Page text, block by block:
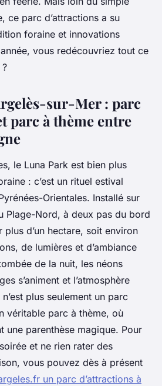
ce parc d’attractions a su
foraine et innovations
vous redécouvriez tout ce
sur-Mer : parc
parc à thème entre
le Luna Park est bien plus
: c’est un rituel estival
Orientales. Installé sur
Plage-Nord, à deux pas du bord
plus d’un hectare, soit environ
de lumières et d’ambiance
de la nuit, les néons
s’animent et l’atmosphère
plus seulement un parc
véritable parc à thème, où
une parenthèse magique. Pour
et ne rien rater des
vous pouvez dès à présent
un parc d’attractions à